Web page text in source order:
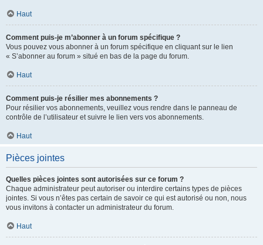
Haut
Comment puis-je m’abonner à un forum spécifique ?
Vous pouvez vous abonner à un forum spécifique en cliquant sur le lien
« S’abonner au forum » situé en bas de la page du forum.
Haut
Comment puis-je résilier mes abonnements ?
Pour résilier vos abonnements, veuillez vous rendre dans le panneau de
contrôle de l’utilisateur et suivre le lien vers vos abonnements.
Haut
Pièces jointes
Quelles pièces jointes sont autorisées sur ce forum ?
Chaque administrateur peut autoriser ou interdire certains types de pièces
jointes. Si vous n’êtes pas certain de savoir ce qui est autorisé ou non, nous
vous invitons à contacter un administrateur du forum.
Haut